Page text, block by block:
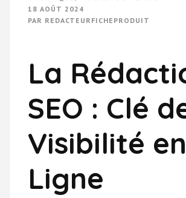
18 AOÛT 2024
PAR REDACTEURFICHEPRODUIT
La
SEO : Clé
Visibilité en
Ligne